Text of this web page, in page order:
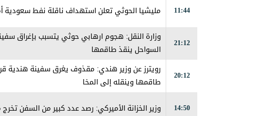
11:44 مليشيا الحوثي تعلن استهداف ناقلة نفط سعودية
21:12
وزارة النقل: هجوم ارهابي حوثي يتسبب بإغراق
السواحل ينقذ طاقمها
20:12
رويترز عن وزير هندي: مقذوف يغرق سفينة هندية
طاقمها وينقله إلى المخا
14:50 وزير الخزانة الأميركي: رصد عدد كبير من السفن